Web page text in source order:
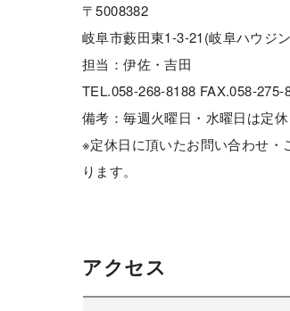
〒5008382
岐阜市藪田東1-3-21(岐阜ハウジ
担当：伊佐・吉田
TEL.058-268-8188 FAX.058-275-
備考：毎週火曜日・水曜日は定休
※定休日に頂いたお問い合わせ・
ります。
アクセス